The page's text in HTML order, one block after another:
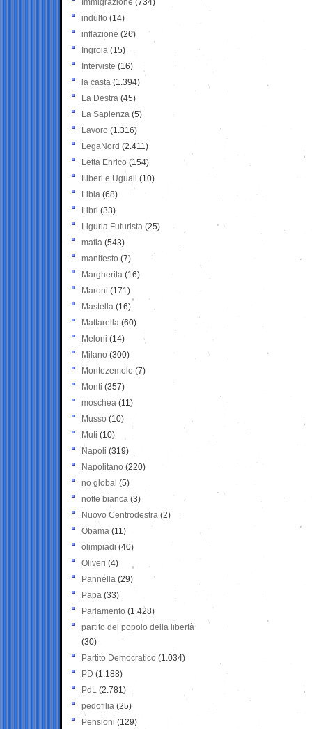
Immigrazione (734)
indulto (14)
inflazione (26)
Ingroia (15)
Interviste (16)
la casta (1.394)
La Destra (45)
La Sapienza (5)
Lavoro (1.316)
LegaNord (2.411)
Letta Enrico (154)
Liberi e Uguali (10)
Libia (68)
Libri (33)
Liguria Futurista (25)
mafia (543)
manifesto (7)
Margherita (16)
Maroni (171)
Mastella (16)
Mattarella (60)
Meloni (14)
Milano (300)
Montezemolo (7)
Monti (357)
moschea (11)
Musso (10)
Muti (10)
Napoli (319)
Napolitano (220)
no global (5)
notte bianca (3)
Nuovo Centrodestra (2)
Obama (11)
olimpiadi (40)
Oliveri (4)
Pannella (29)
Papa (33)
Parlamento (1.428)
partito del popolo della libertà
(30)
Partito Democratico (1.034)
PD (1.188)
PdL (2.781)
pedofilia (25)
Pensioni (129)